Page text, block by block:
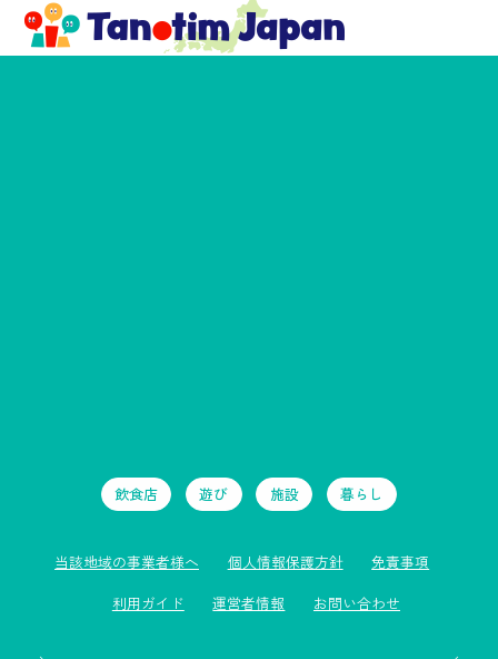
飲食店 遊び 施設 暮らし
当該地域の事業者様へ 個人情報保護方針
免責事項
利用ガイド
運営者情報 お問い合わせ